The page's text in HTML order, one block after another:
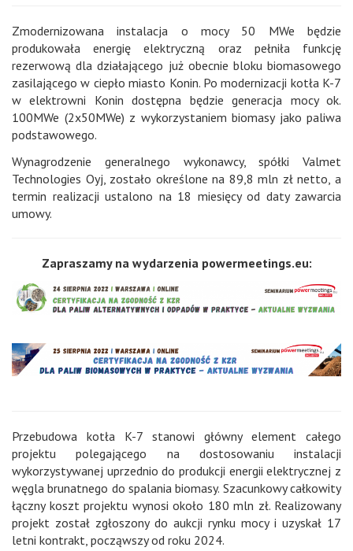
Zmodernizowana instalacja o mocy 50 MWe będzie
produkowała energię elektryczną oraz pełniła funkcję
rezerwową dla działającego już obecnie bloku biomasowego
zasilającego w ciepło miasto Konin. Po modernizacji kotła K-7
w elektrowni Konin dostępna będzie generacja mocy ok.
100MWe (2x50MWe) z wykorzystaniem biomasy jako paliwa
podstawowego.
Wynagrodzenie generalnego wykonawcy, spółki Valmet
Technologies Oyj, zostało określone na 89,8 mln zł netto, a
termin realizacji ustalono na 18 miesięcy od daty zawarcia
umowy.
Zapraszamy na wydarzenia powermeetings.eu:
Przebudowa kotła K-7 stanowi główny element całego
projektu polegającego na dostosowaniu instalacji
wykorzystywanej uprzednio do produkcji energii elektrycznej z
węgla brunatnego do spalania biomasy. Szacunkowy całkowity
łączny koszt projektu wynosi około 180 mln zł. Realizowany
projekt został zgłoszony do aukcji rynku mocy i uzyskał 17
letni kontrakt, począwszy od roku 2024.